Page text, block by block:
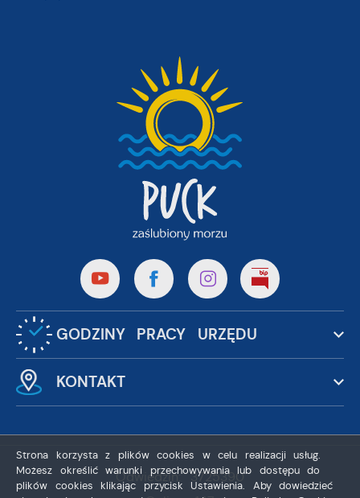
GODZINY PRACY URZĘDU
KONTAKT
Odwiedzin: 3725390
Strona korzysta z plików cookies w celu realizacji usług.
Możesz określić warunki przechowywania lub dostępu do
plików cookies klikając przycisk Ustawienia. Aby dowiedzieć